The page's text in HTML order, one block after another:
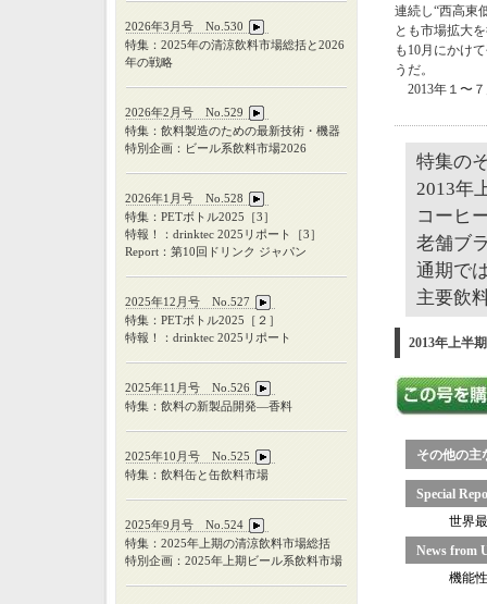
連続し“西高東
とも市場拡大
も10月にかけ
うだ。
2013年１〜
特集の
2013年
コーヒ
老舗ブ
通期で
主要飲
2013年上半
その他の主
Special
世界
News from
機能
2026年3月号 No.530
特集：2025年の清涼飲料市場総括と2026
年の戦略
2026年2月号 No.529
特集：飲料製造のための最新技術・機器
特別企画：ビール系飲料市場2026
2026年1月号 No.528
特集：PETボトル2025［3］
特報！：drinktec 2025リポート［3］
Report：第10回ドリンク ジャパン
2025年12月号 No.527
特集：PETボトル2025
［２］
特報！：drinktec 2025 リポート
2025年11月号 No.526
特集：飲料の新製品開発―香料
2025年10月号 No.525
特集：飲料缶と缶飲料市場
2025年9月号 No.524
特集：2025年上期の清涼飲料市場総括
特別企画：2025年上期ビール系飲料市場